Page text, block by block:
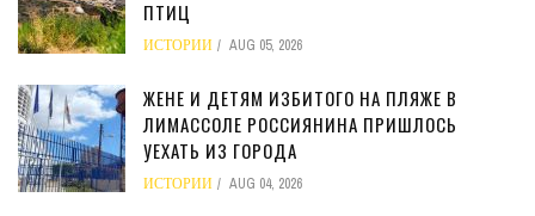
ПТИЦ
ИСТОРИИ AUG 05, 2026
ЖЕНЕ И ДЕТЯМ ИЗБИТОГО НА ПЛЯЖЕ В
ЛИМАССОЛЕ РОССИЯНИНА ПРИШЛОСЬ
УЕХАТЬ ИЗ ГОРОДА
ИСТОРИИ AUG 04, 2026